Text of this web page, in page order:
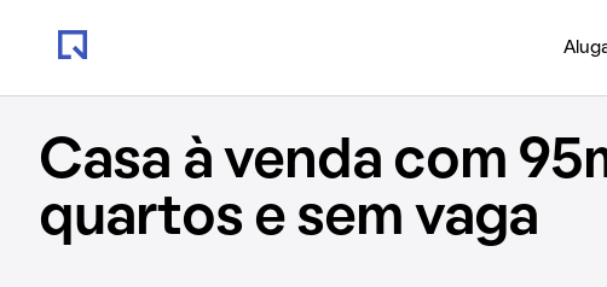
Casa à venda com
quartos e sem vaga